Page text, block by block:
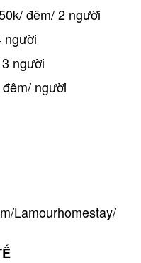
đêm/ 2 người
người
người
người
Lamourhomestay/